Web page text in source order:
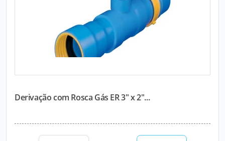
Derivação com Rosca Gás ER 3" x 2"...